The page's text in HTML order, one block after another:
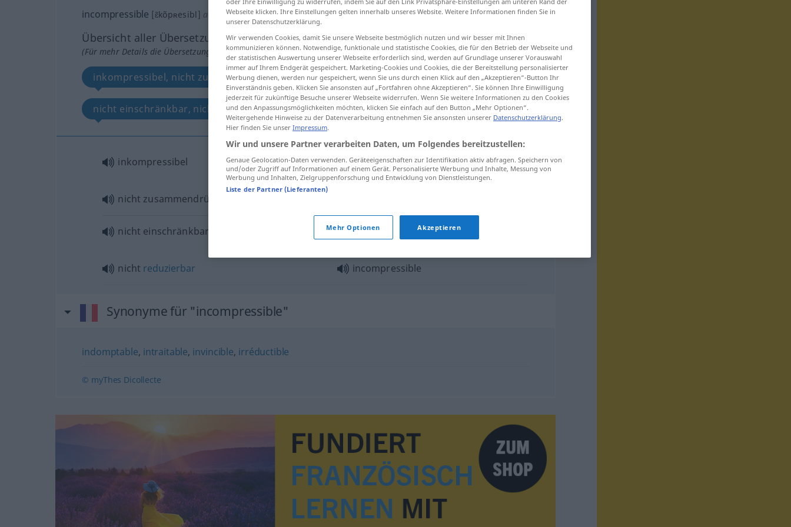
incompressible [ɛ̃kõpʀesibl] adj
Übersicht aller Übersetzungen
(Für mehr Details die Übersetzung anklicken/antippen)
inkompressibel, nicht zusammendrückbar
nicht einschränkbar, nicht reduzierbar
inkompressibel incompressible PHYS
nicht zusammendrückbar
nicht einschränkbar incompressible FIN dépense
nicht reduzierbar incompressible
Synonyme für "incompressible"
indomptable, intraitable, invincible, irréductible
© myThes Dicollecte
Webseite klicken. Ihre Einstellungen gelten innerhalb unseres Website. Weitere Informationen finden Sie in
unserer Datenschutzerklärung.
Wir verwenden Cookies, damit Sie unsere Webseite bestmöglich nutzen und wir besser mit Ihnen
kommunizieren können. Notwendige, funktionale und statistische Cookies, die für den Betrieb der Webseite und
der statistischen Auswertung unserer Webseite erforderlich sind, werden auf Grundlage unserer Vorauswahl
immer auf Ihrem Endgerät gespeichert. Marketing-Cookies und Cookies, die der Bereitstellung personalisierter
Werbung dienen, werden nur gespeichert, wenn Sie uns durch einen Klick auf den „Akzeptieren“-Button Ihr
Einverständnis geben. Klicken Sie ansonsten auf „Fortfahren ohne Akzeptieren“. Sie können Ihre Einwilligung
jederzeit für zukünftige Besuche unserer Webseite widerrufen. Wenn Sie weitere Informationen zu den Cookies
und den Anpassungsmöglichkeiten möchten, klicken Sie einfach auf den Button „Mehr Optionen“.
Weitergehende Hinweise zu der Datenverarbeitung entnehmen Sie ansonsten unserer Datenschutzerklärung.
Hier finden Sie unser Impressum.
Wir und unsere Partner verarbeiten Daten, um Folgendes bereitzustellen:
Genaue Geolocation-Daten verwenden. Geräteeigenschaften zur Identifikation aktiv abfragen. Speichern von
und/oder Zugriff auf Informationen auf einem Gerät. Personalisierte Werbung und Inhalte, Messung von
Werbung und Inhalten, Zielgruppenforschung und Entwicklung von Dienstleistungen.
Liste der Partner (Lieferanten)
Mehr Optionen Akzeptieren